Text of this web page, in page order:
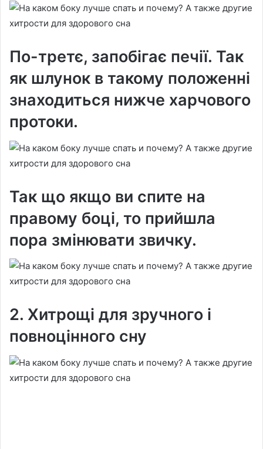
По-третє, запобігає печії. Так
як шлунок в такому положенні
знаходиться нижче харчового
протоки.
Так що якщо ви спите на
правому боці, то прийшла
пора змінювати звичку.
2. Хитрощі для зручного і
повноцінного сну